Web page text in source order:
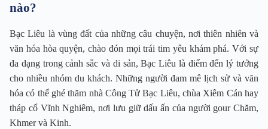
nào?
Bạc Liêu là vùng đất của những câu chuyện, nơi thiên nhiên và
văn hóa hòa quyện, chào đón mọi trái tim yêu khám phá. Với sự
đa dạng trong cảnh sắc và di sản, Bạc Liêu là điểm đến lý tưởng
cho nhiều nhóm du khách. Những người đam mê lịch sử và văn
hóa có thể ghé thăm nhà Công Tử Bạc Liêu, chùa Xiêm Cán hay
tháp cổ Vĩnh Nghiêm, nơi lưu giữ dấu ấn của người gour Chăm,
Khmer và Kinh.